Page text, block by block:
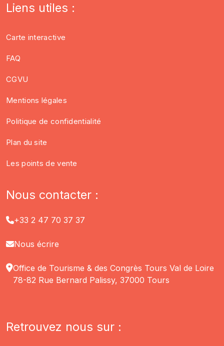
Liens utiles :
Carte interactive
FAQ
CGVU
Mentions légales
Politique de confidentialité
Plan du site
Les points de vente
Nous contacter :
+33 2 47 70 37 37
Nous écrire
Office de Tourisme & des Congrès Tours Val de Loire
78-82 Rue Bernard Palissy, 37000 Tours
Retrouvez nous sur :